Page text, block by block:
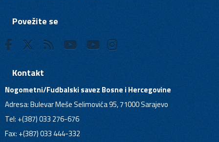
Povežite se
Kontakt
Nogometni/Fudbalski savez Bosne i Hercegovine
Adresa: Bulevar Meše Selimovića 95, 71000 Sarajevo
Tel: +(387) 033 276-676
Fax: +(387) 033 444-332